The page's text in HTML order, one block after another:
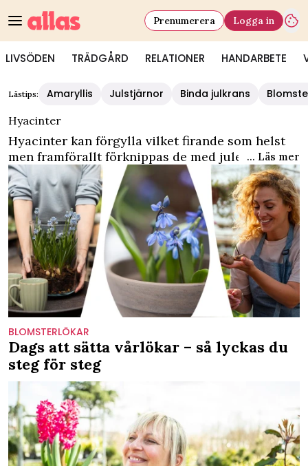
LIVSÖDEN TRÄDGÅRD RELATIONER HANDARBETE
Prenumerera Logga in
Lästips: Amaryllis Julstjärnor Binda julkrans
Hyacinter
Hyacinter kan förgylla vilket firande som helst
men framförallt förknippas de med julen.
Hyacinter gör sig väldigt bra i glas och
glasvaser men passar i stort sett alla vaser.
Katter och hyacinter kommer däremot inte
särskilt väl överens.
... Läs mer
BLOMSTERLÖKAR
Dags att sätta vårlökar – så lyckas du
steg för steg